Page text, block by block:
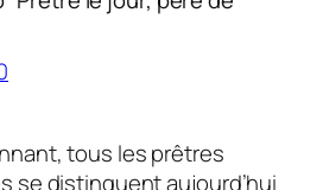
tous les prêtres
se distinguent aujourd’hui